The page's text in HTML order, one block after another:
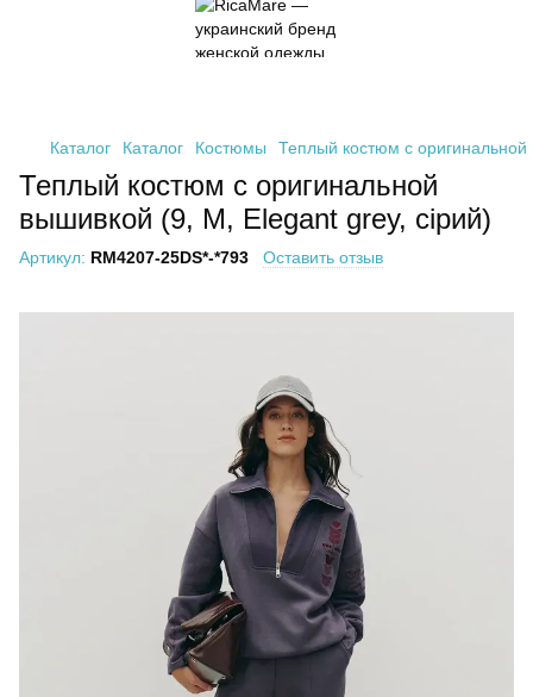
Каталог Каталог Костюмы Теплый костюм с
Теплый костюм с оригинальной
вышивкой (9, M, Elegant grey, сірий)
Артикул: RM4207-25DS*-*793 Оставить отзыв